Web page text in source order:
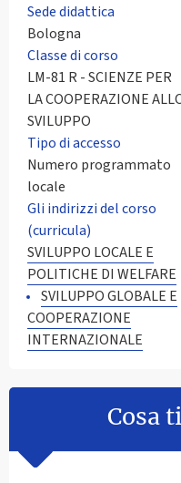
Sede didattica
Bologna
Classe di corso
LM-81 R - SCIENZE PER
LA COOPERAZIONE
SVILUPPO
Tipo di accesso
Numero programmato
locale
Gli indirizzi del corso
(curricula)
SVILUPPO LOCALE E
POLITICHE DI WELFARE
SVILUPPO GLOBALE E
COOPERAZIONE
INTERNAZIONALE
Cosa